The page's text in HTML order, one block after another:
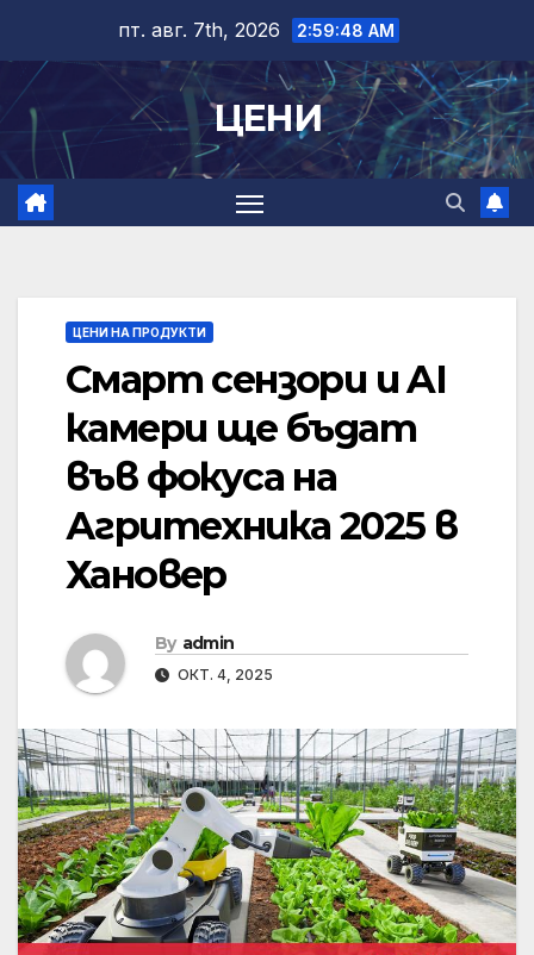
content
пт. авг. 7th, 2026 2:59:49 AM
ЦЕНИ
ЦЕНИ НА ПРОДУКТИ
Смарт сензори и AI
камери ще бъдат
във фокуса на
Агритехника 2025 в
Хановер
By admin
ОКТ. 4, 2025